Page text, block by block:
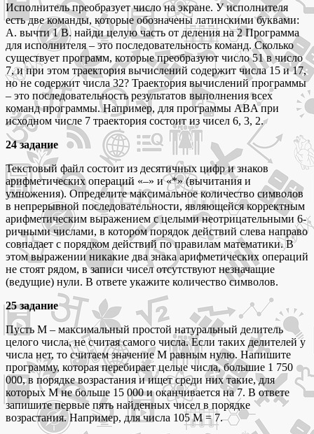
Исполнитель преобразует число на экране. У исполнителя
есть две команды, которые обозначены латинскими буквами:
A. вычти 1 B. найди целую часть от деления на 2 Программа
для исполнителя – это последовательность команд. Сколько
существует программ, которые преобразуют число 51 в число
7, и при этом траектория вычислений содержит числа 15 и 17,
но не содержит числа 32? Траектория вычислений программы
– это последовательность результатов выполнения всех
команд программы. Например, для программы ABA при
исходном числе 7 траектория состоит из чисел 6, 3, 2.
24 задание
Текстовый файл состоит из десятичных цифр и знаков
арифметических операций «–» и «*» (вычитания и
умножения). Определите максимальное количество символов
в непрерывной последовательности, являющейся корректным
арифметическим выражением с целыми неотрицательными 6-
ричными числами, в котором порядок действий слева направо
совпадает с порядком действий по правилам математики. В
этом выражении никакие два знака арифметических операций
не стоят рядом, в записи чисел отсутствуют незначащие
(ведущие) нули. В ответе укажите количество символов.
25 задание
Пусть M – максимальный простой натуральный делитель
целого числа, не считая самого числа. Если таких делителей у
числа нет, то считаем значение M равным нулю. Напишите
программу, которая перебирает целые числа, большие 1 750
000, в порядке возрастания и ищет среди них такие, для
которых M не больше 15 000 и оканчивается на 7. В ответе
запишите первые пять найденных чисел в порядке
возрастания. Например, для числа 105 M = 7.